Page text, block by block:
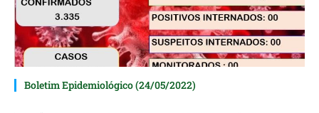
Boletim Epidemiológico (24/05/2022)